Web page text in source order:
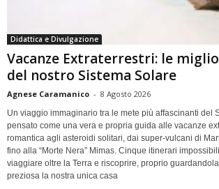
Didattica e Divulgazione
Vacanze Extraterrestri: le
del nostro Sistema Solare
Agnese Caramanico - 8 Agosto 2026
Un viaggio immaginario tra le mete più affascinanti del
pensato come una vera e propria guida alle vacanze
romantica agli asteroidi solitari, dai super-vulcani di
fino alla “Morte Nera” Mimas. Cinque itinerari
viaggiare oltre la Terra e riscoprire, proprio
preziosa la nostra unica casa